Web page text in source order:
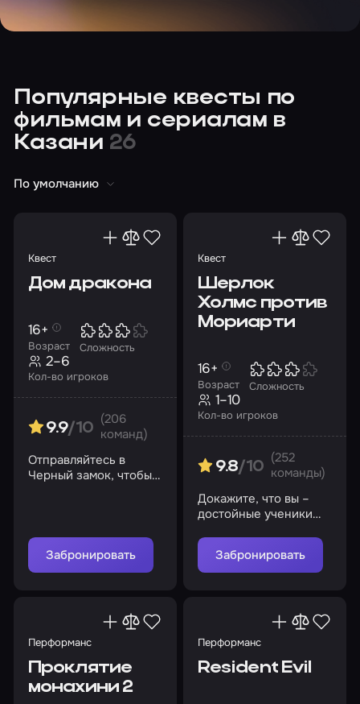
Популярные квесты по
фильмам и сериалам в
Казани 26
По умолчанию
Квест
Дом дракона
Возраст
16+
Сложность
Кол-во игроков
2–6
9.9/10
(206
команд)
Отправляйтесь в
Черный замок, чтобы
Забронировать
Квест
Шерлок
Холмс против
Мориарти
Возраст
16+
Сложность
Кол-во игроков
1–10
9.8/10
(252
команды)
Докажите, что вы –
достойные ученики
Холмса!
Забронировать
Перформанс
Проклятие
монахини 2
Перформанс
Resident Evil